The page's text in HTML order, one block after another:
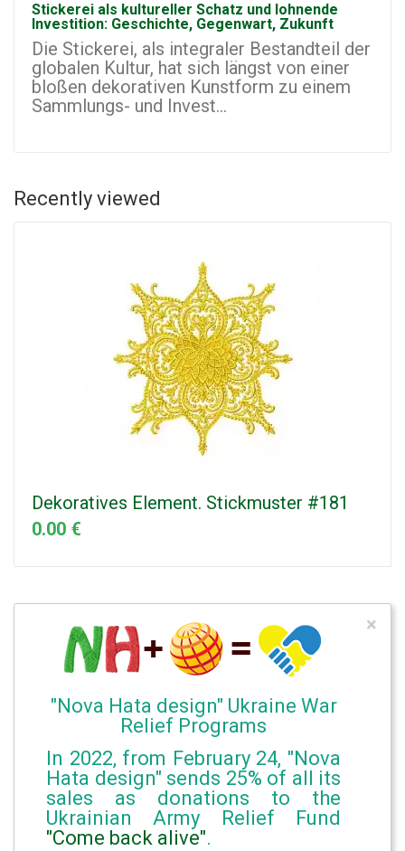
Stickerei als kultureller Schatz und lohnende
Investition: Geschichte, Gegenwart, Zukunft
Die Stickerei, als integraler Bestandteil der
globalen Kultur, hat sich längst von einer
bloßen dekorativen Kunstform zu einem
Sammlungs- und Invest...
Recently viewed
Dekoratives Element. Stickmuster #181
0.00 €
"Nova Hata design" Ukraine War
Relief Programs
In 2022, from February 24, "Nova
Hata design" sends 25% of all its
sales as donations to the
Ukrainian Army Relief Fund
"Come back alive".
×